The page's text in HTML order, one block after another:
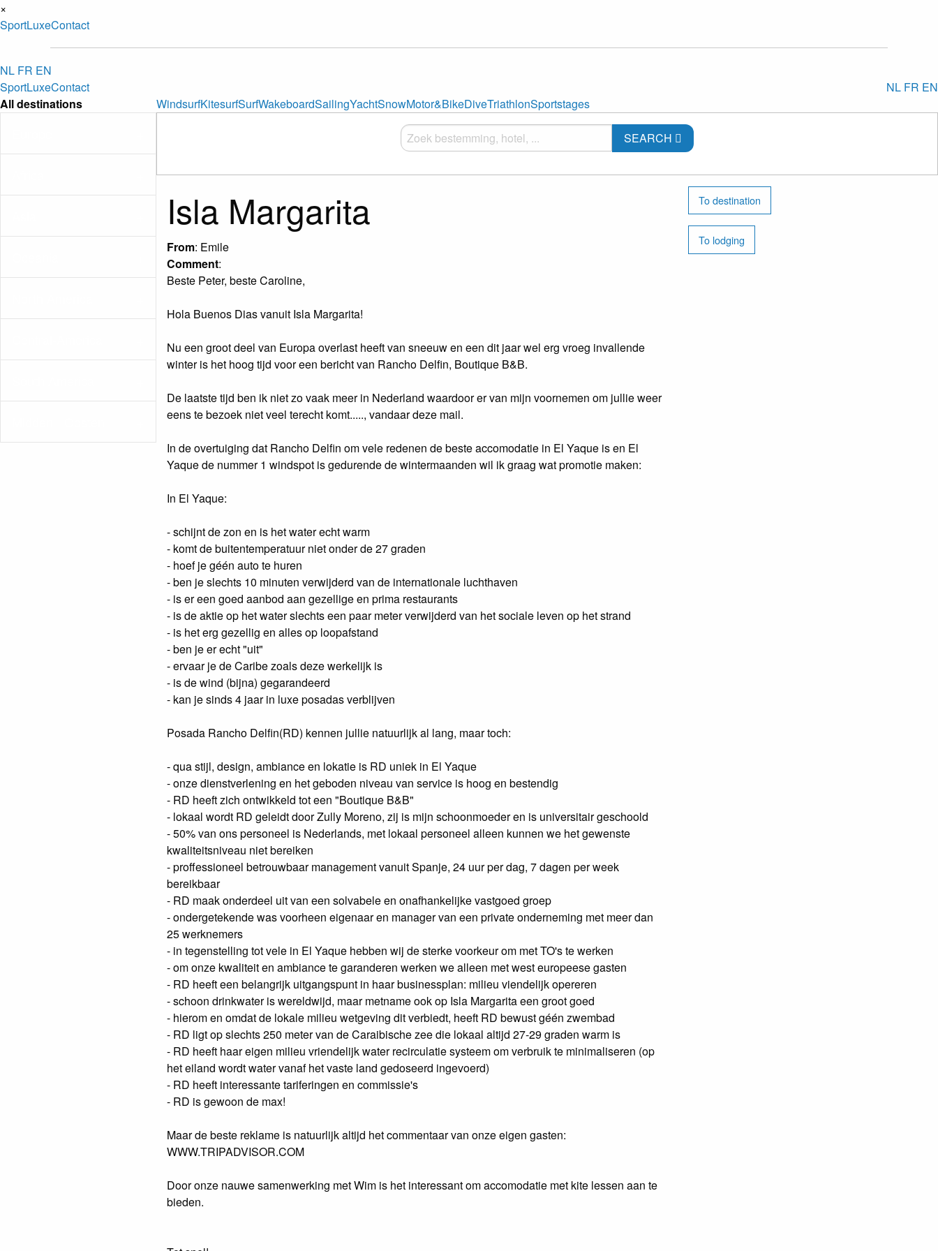
×
SportLuxeContact
NL FR EN
NL FR EN
SportLuxeContact
All destinations
WindsurfKitesurfSurfWakeboardSailingYachtSnowMotor&BikeDiveTriathlonSportstages
SEARCH
Isla Margarita
From: Emile
Comment:
Beste Peter, beste Caroline,
Hola Buenos Dias vanuit Isla Margarita!
Nu een groot deel van Europa overlast heeft van sneeuw en een dit jaar wel erg vroeg invallende
winter is het hoog tijd voor een bericht van Rancho Delfin, Boutique B&B.
De laatste tijd ben ik niet zo vaak meer in Nederland waardoor er van mijn voornemen om jullie weer
eens te bezoek niet veel terecht komt....., vandaar deze mail.
In de overtuiging dat Rancho Delfin om vele redenen de beste accomodatie in El Yaque is en El
Yaque de nummer 1 windspot is gedurende de wintermaanden wil ik graag wat promotie maken:
In El Yaque:
- schijnt de zon en is het water echt warm
- komt de buitentemperatuur niet onder de 27 graden
- hoef je géén auto te huren
- ben je slechts 10 minuten verwijderd van de internationale luchthaven
- is er een goed aanbod aan gezellige en prima restaurants
- is de aktie op het water slechts een paar meter verwijderd van het sociale leven op het strand
- is het erg gezellig en alles op loopafstand
- ben je er echt "uit"
- ervaar je de Caribe zoals deze werkelijk is
- is de wind (bijna) gegarandeerd
- kan je sinds 4 jaar in luxe posadas verblijven
Posada Rancho Delfin(RD) kennen jullie natuurlijk al lang, maar toch:
- qua stijl, design, ambiance en lokatie is RD uniek in El Yaque
- onze dienstverlening en het geboden niveau van service is hoog en bestendig
- RD heeft zich ontwikkeld tot een "Boutique B&B"
- lokaal wordt RD geleidt door Zully Moreno, zij is mijn schoonmoeder en is universitair geschoold
- 50% van ons personeel is Nederlands, met lokaal personeel alleen kunnen we het gewenste
kwaliteitsniveau niet bereiken
- proffessioneel betrouwbaar management vanuit Spanje, 24 uur per dag, 7 dagen per week
bereikbaar
- RD maak onderdeel uit van een solvabele en onafhankelijke vastgoed groep
- ondergetekende was voorheen eigenaar en manager van een private onderneming met meer dan
25 werknemers
- in tegenstelling tot vele in El Yaque hebben wij de sterke voorkeur om met TO's te werken
- om onze kwaliteit en ambiance te garanderen werken we alleen met west europeese gasten
- RD heeft een belangrijk uitgangspunt in haar businessplan: milieu viendelijk opereren
- schoon drinkwater is wereldwijd, maar metname ook op Isla Margarita een groot goed
- hierom en omdat de lokale milieu wetgeving dit verbiedt, heeft RD bewust géén zwembad
- RD ligt op slechts 250 meter van de Caraibische zee die lokaal altijd 27-29 graden warm is
- RD heeft haar eigen milieu vriendelijk water recirculatie systeem om verbruik te minimaliseren (op
het eiland wordt water vanaf het vaste land gedoseerd ingevoerd)
- RD heeft interessante tariferingen en commissie's
- RD is gewoon de max!
Maar de beste reklame is natuurlijk altijd het commentaar van onze eigen gasten:
WWW.TRIPADVISOR.COM
Door onze nauwe samenwerking met Wim is het interessant om accomodatie met kite lessen aan te
bieden.
To destination
To lodging